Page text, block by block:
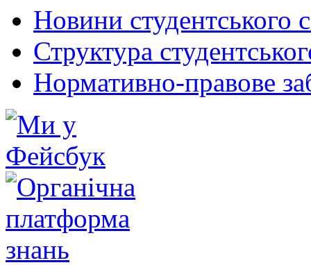
Новини студентського
Структура
Нормативно-правове